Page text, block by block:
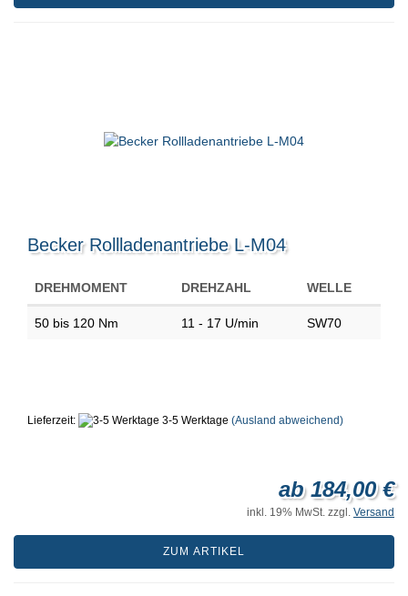
Becker Rollladenantriebe L-M04
DREHMOMENT DREHZAHL WELLE
50 bis 120 Nm 11 - 17 U/min SW70
Lieferzeit: 3-5 Werktage (Ausland abweichend)
ab 184,00 €
inkl. 19% MwSt. zzgl. Versand
ZUM ARTIKEL